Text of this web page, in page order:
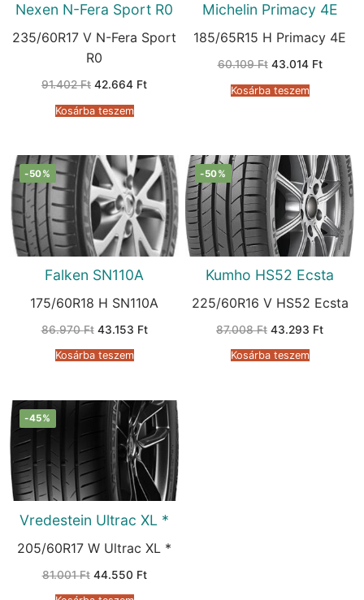
Nexen N-Fera Sport R0
235/60R17 V N-Fera Sport
R0
91.402Ft Original
was:
91.402 Ft.
42.664 FtCurrent
Kosárba teszem
Michelin Primacy 4E
185/65R15 H Primacy 4E
60.109Ft Original
was:
60.109 Ft.
43.014 FtCurrent
Kosárba teszem
-50%
Falken SN110A
175/60R18 H SN110A
86.970Ft Original
was:
86.970 Ft.
43.153 FtCurrent
Kosárba teszem
-50%
Kumho HS52 Ecsta
225/60R16 V HS52 Ecsta
87.008Ft Original
was:
87.008 Ft.
43.293 FtCurrent
Kosárba teszem
-45%
Vredestein Ultrac XL *
205/60R17 W Ultrac XL *
81.001Ft Original
was:
44.550 FtCurrent